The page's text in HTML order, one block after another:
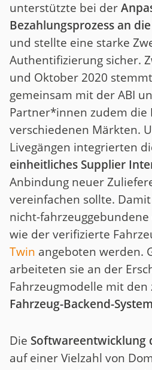
unterstützte bei der
Bezahlungsprozess an
und stellte eine starke
Authentifizierung sicher.
und Oktober 2020
gemeinsam mit der ABI
Partner*innen zudem die
verschiedenen Märkten.
Livegängen integrierten
einheitliches Supplier
Anbindung neuer
vereinfachen sollte.
nicht-
wie der verifizierte
Twin angeboten werden.
arbeiteten sie an der
Fahrzeugmodelle mit den
Fahrzeug-Backend-
Die Softwareentwicklung
auf einer Vielzahl von